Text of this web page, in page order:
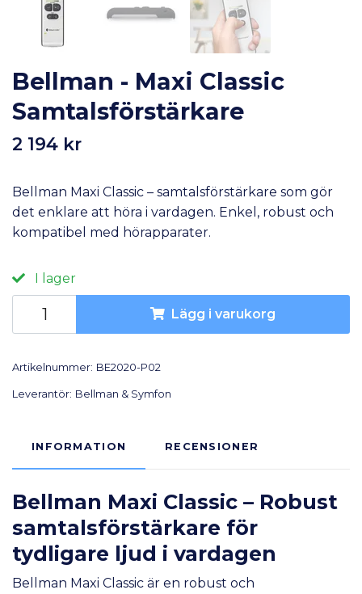
Bellman - Maxi Classic
Samtalsförstärkare
2 194 kr
Bellman Maxi Classic – samtalsförstärkare som gör
det enklare att höra i vardagen. Enkel, robust och
kompatibel med hörapparater.
I lager
Lägg i varukorg
Artikelnummer: BE2020-P02
Leverantör: Bellman & Symfon
INFORMATION RECENSIONER
Bellman Maxi Classic – Robust
samtalsförstärkare för
tydligare ljud i vardagen
Bellman Maxi Classic är en robust och